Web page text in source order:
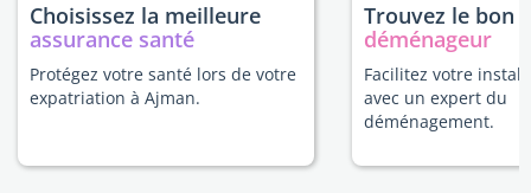
Choisissez la meilleure
assurance santé
Protégez votre santé lors de votre
expatriation à Ajman.
Trouvez le bon
déménageur
Facilitez votre
avec un expert du
déménagement.